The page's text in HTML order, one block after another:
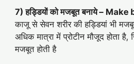
7) हड्डियों को मजबूत बनाये – Make
काजू से सेवन शरीर की हड्डियां भी
अधिक मात्रा में प्रोटीन मौजूद होता है,
मजबूत होती है